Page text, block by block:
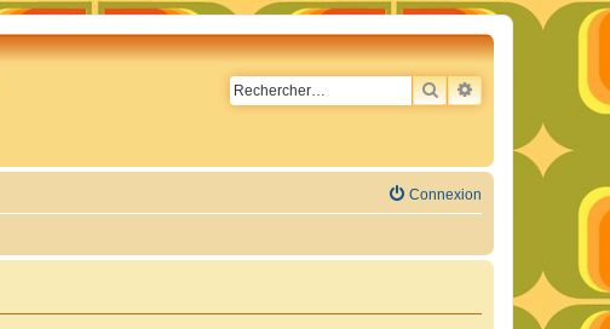
RECHERCHER
RECHERCHE
Connexion